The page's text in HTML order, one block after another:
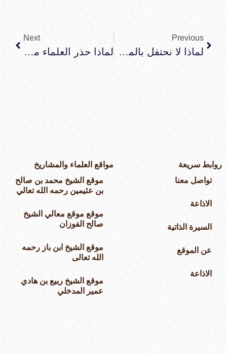
Previous
لماذا لا نحتفل بالمولد النبوي
Next
لماذا حذر العلماء من الحجوري وأسقطوه ٢
سريعة
تواصل معنا
الاذاعة
السيرة الذاتية
عن الموقع
الاذاعة
مواقع العلماء والمشاريخ
موقع الشيخ محمد بن صالح
بن عثيمين رحمه الله تعالي
موقع موقع معالي الشيخ
صالح الفوزان
موقع الشيخ ابن باز رحمه
الله تعالى
موقع الشيخ ربيع بن هادي
عمير المدخلي